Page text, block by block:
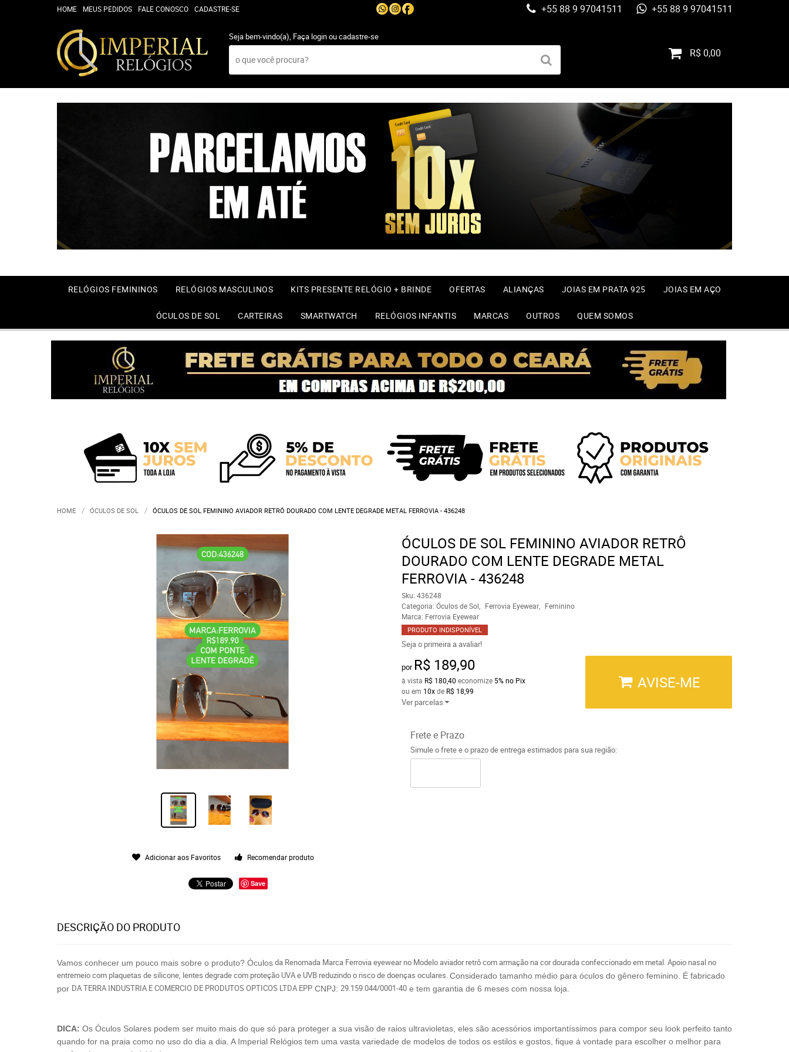
HOME MEUS PEDIDOS FALE CONOSCO CADASTRE-SE +55 88 9 97041511 +55 88 9 97041511
Seja bem-vindo(a), Faça loginoucadastre-se
R$ 0,00
RELÓGIOS FEMININOS RELÓGIOS MASCULINOS KITS PRESENTE RELÓGIO + BRINDE OFERTAS ALIANÇAS JOIAS EM PRATA 925 JOIAS EM AÇO
ÓCULOS DE SOL CARTEIRAS SMARTWATCH RELÓGIOS INFANTIS MARCAS OUTROS QUEM SOMOS
HOME ÓCULOS DE SOL ÓCULOS DE SOL FEMININO AVIADOR RETRÔ DOURADO COM LENTE DEGRADE METAL FERROVIA - 436248
Adicionar aos Favoritos Recomendar produto
Save
ÓCULOS DE SOL FEMININO AVIADOR RETRÔ
DOURADO COM LENTE DEGRADE METAL
FERROVIA - 436248
Sku: 436248
Categoria: Óculos de Sol Ferrovia Eyewear
Feminino
Marca: Ferrovia Eyewear
PRODUTO INDISPONÍVEL
Seja o primeira a avaliar!
por R$ 189,90
à vista R$ 180,40 economize 5% no Pix
ou em 10xde R$ 18,99
Ver parcelas
AVISE-ME
Frete e Prazo
Simule o frete e o prazo de entrega estimados para sua região:
DESCRIÇÃO DO PRODUTO
Vamos conhecer um pouco mais sobre o produto? Óculosda Renomada Marca Ferrovia eyewear no Modelo aviador retrô com armação na cor dourada confeccionado em metal. Apoio nasal no
entremeio com plaquetas de silicone, lentes degrade com proteção UVA e UVB reduzindo o risco de doenças oculares.Considerado tamanho médio para óculos do gênero feminino. É fabricado
por DA TERRA INDUSTRIA E COMERCIO DE PRODUTOS OPTICOS LTDA EPP CNPJ: 29.159.044/0001-40 e tem garantia de 6 meses com nossa loja.
DICA: Os Óculos Solares podem ser muito mais do que só para proteger a sua visão de raios ultravioletas, eles são acessórios importantíssimos para compor seu look perfeito tanto
quando for na praia como no uso do dia a dia. A Imperial Relógios tem uma vasta variedade de modelos de todos os estilos e gostos, fique á vontade para escolher o melhor para